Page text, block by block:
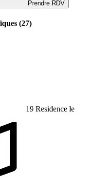
Prendre RDV
(27)
19 Residence le